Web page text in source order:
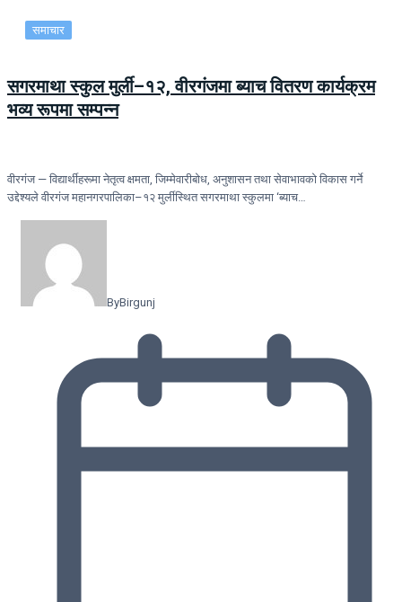
समाचार
सगरमाथा स्कुल मुर्ली–१२, वीरगंजमा ब्याच वितरण कार्यक्रम
भव्य रूपमा सम्पन्न
वीरगंज — विद्यार्थीहरूमा नेतृत्व क्षमता, जिम्मेवारीबोध, अनुशासन तथा सेवाभावको विकास गर्ने
उद्देश्यले वीरगंज महानगरपालिका–१२ मुर्लीस्थित सगरमाथा स्कुलमा ‘ब्याच…
ByBirgunj